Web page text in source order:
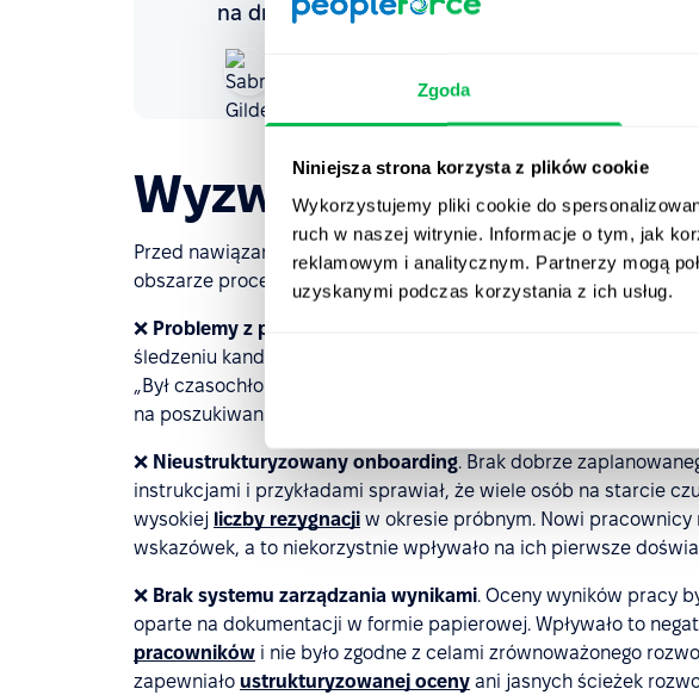
Zgoda
Niniejsza strona korzysta z plików cookie
Wykorzystujemy pliki cookie do
ruch w naszej witrynie. Informacje o tym, jak
reklamowym i analitycznym. Partnerzy mogą
uzyskanymi podczas korzystania z ich usług.
na drodze do realizacji tego celu.
Dyrektor Strategii HR AWT Bavaria
Wyzwanie
Przed nawiązaniem współpracy z PeopleForce, AWT Bavaria
obszarze procesów HR, takimi jak:
❌ Problemy z płynnością rekrutacji
śledzeniu kandydatów i korespondencji e-mailowej, co
„Był czasochłonny i frustrujący. Rekruterzy spędzali więcej
na poszukiwaniu najlepszych kandydatów” – wspomina Sabrina.
❌ Nieustrukturyzowany onboarding. Brak dobrze
instrukcjami i przykładami sprawiał, że wiele osób na starcie
wysokiej liczby rezygnacji w okresie próbnym. Nowi
wskazówek, a to niekorzystnie wpływało na ich pierwsze
❌ Brak systemu zarządzania wynikami. Oceny wyników pracy
oparte na dokumentacji w formie papierowej. Wpływało to
pracowników i nie było zgodne z celami zrównoważonego
zapewniało ustrukturyzowanej oceny ani jasnych ścieżek